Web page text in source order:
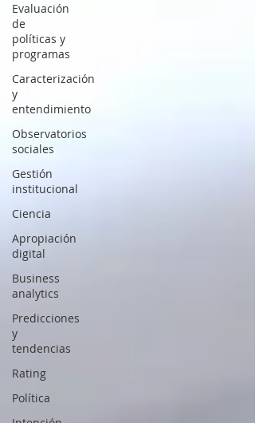
Evaluación
de
políticas y
programas
Caracterización
y
entendimiento
Observatorios
sociales
Gestión
institucional
Ciencia
Apropiación
digital
Business
analytics
Predicciones
y
tendencias
Rating
Política